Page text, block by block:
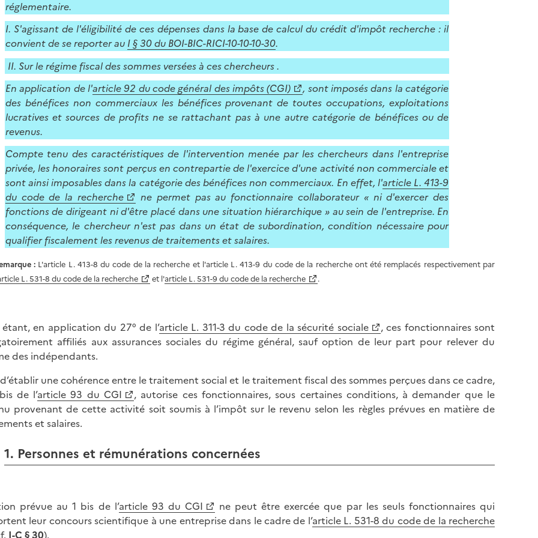
réglementaire.
I. S'agissant de l'éligibilité de ces dépenses dans la base de calcul du crédit d'impôt recherche : il
convient de se reporter au I § 30 du BOI-BIC-RICI-10-10-10-30.
II. Sur le régime fiscal des sommes versées à ces chercheurs .
En application de l'article 92 du code général des impôts (CGI)
, sont imposés dans la catégorie
des bénéfices non commerciaux les bénéfices provenant de toutes occupations, exploitations
lucratives et sources de profits ne se rattachant pas à une autre catégorie de bénéfices ou de
revenus.
Compte tenu des caractéristiques de l'intervention menée par les chercheurs dans l'entreprise
privée, les honoraires sont perçus en contrepartie de l'exercice d'une activité non commerciale et
sont ainsi imposables dans la catégorie des bénéfices non commerciaux. En effet, l'article L. 413-9
du code de la recherche
ne permet pas au fonctionnaire collaborateur « ni d'exercer des
fonctions de dirigeant ni d'être placé dans une situation hiérarchique » au sein de l'entreprise. En
conséquence, le chercheur n'est pas dans un état de subordination, condition nécessaire pour
qualifier fiscalement les revenus de traitements et salaires.
: L'article L. 413-8 du code de la recherche et l'article L. 413-9 du code de la recherche ont été remplacés respectivement par
L. 531-8 du code de la recherche
et l'article L. 531-9 du code de la recherche .
étant, en application du 27° de l’article L. 311-3 du code de la sécurité sociale
, ces fonctionnaires sont
affiliés aux assurances sociales du régime général, sauf option de leur part pour relever du
des indépendants.
une cohérence entre le traitement social et le traitement fiscal des sommes perçues dans ce cadre,
de l’article 93 du CGI
, autorise ces fonctionnaires, sous certaines conditions, à demander que le
provenant de cette activité soit soumis à l’impôt sur le revenu selon les règles prévues en matière de
et salaires.
1. Personnes et rémunérations concernées
prévue au 1 bis de l’article 93 du CGI
ne peut être exercée que par les seuls fonctionnaires qui
leur concours scientifique à une entreprise dans le cadre de l’article L. 531-8 du code de la recherche
I-C § 30).